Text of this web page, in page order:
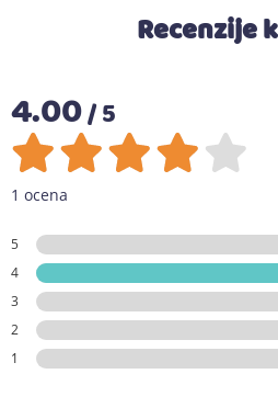
Recenzije
4.00/ 5
1 ocena
5
4
3
2
1